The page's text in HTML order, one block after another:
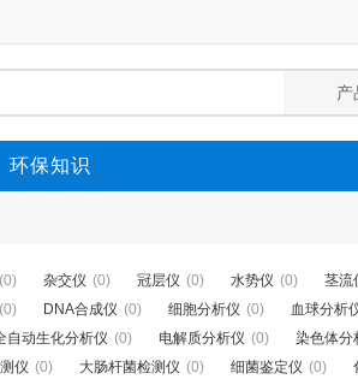
环保知识
(0) 杂交仪 (0) 冠层仪 (0) 水势仪 (0) 茎流
(0) DNA合成仪 (0) 细胞分析仪 (0) 血球分析
自动生化分析仪 (0) 电解质分析仪 (0) 染色体分
仪 (0) 大肠杆菌检测仪 (0) 细菌鉴定仪 (0)